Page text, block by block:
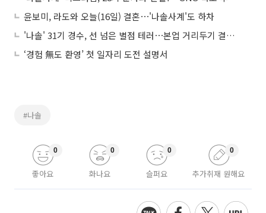
윤보미, 라도와 오늘(16일) 결혼⋯'나솔사계'도 하차
'나솔' 31기 경수, 선 넘은 별점 테러⋯본업 거리두기 결정 "자리 비움"
‘경험 無도 환영’ 첫 일자리 도전 설명서
#나솔
좋아요
0
화나요
0
슬퍼요
0
추가취재 원해요
0